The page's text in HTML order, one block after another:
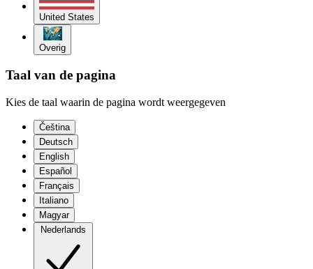
United States
Overig
Taal van de pagina
Kies de taal waarin de pagina wordt weergegeven
Čeština
Deutsch
English
Español
Français
Italiano
Magyar
Nederlands